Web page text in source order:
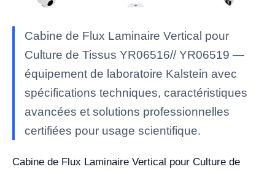
Cabine de Flux Laminaire Vertical pour
Culture de Tissus YR06516// YR06519 —
équipement de laboratoire Kalstein avec
spécifications techniques, caractéristiques
avancées et solutions professionnelles
certifiées pour usage scientifique.
Cabine de Flux Laminaire Vertical pour Culture de